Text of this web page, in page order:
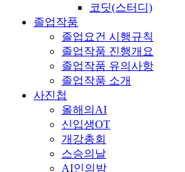
코딧(스터디)
졸업작품
졸업요건 시행규칙
졸업작품 진행개요
졸업작품 유의사항
졸업작품 소개
사진첩
올해의AI
신입생OT
개강총회
스승의날
AI인의밤